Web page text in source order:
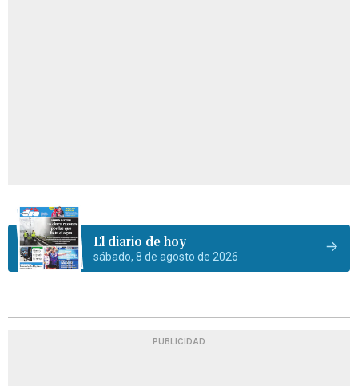
El diario de hoy
sábado, 8 de agosto de 2026
PUBLICIDAD